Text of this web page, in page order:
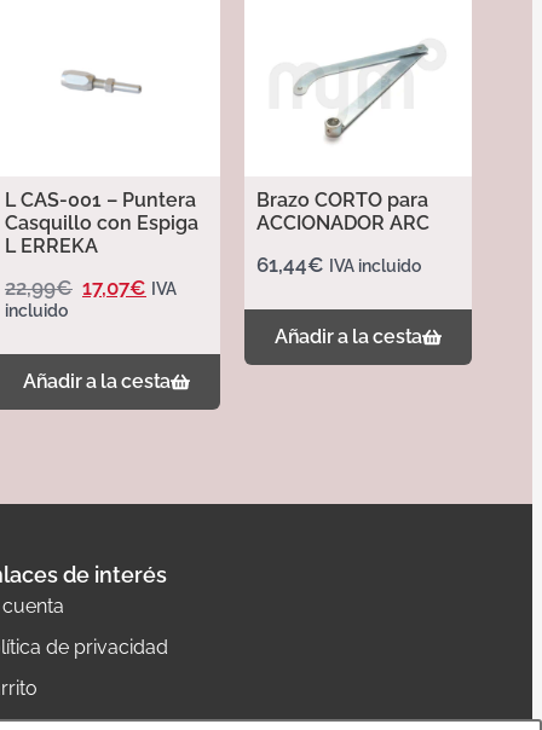
L CAS-001 – Puntera
Casquillo con Espiga
L ERREKA
22,99€ 17,07€ IVA
incluido
Añadir a la cesta
Brazo CORTO para
ACCIONADOR ARC
61,44€ IVA incluido
Añadir a la cesta
de interés
cuenta
de privacidad